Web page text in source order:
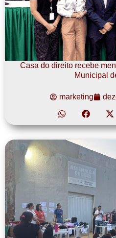
Casa do direito recebe
Municipal
marketing